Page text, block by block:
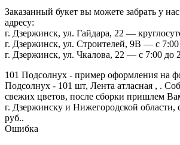
Заказанный букет вы можете забрать у
адресу:
г. Дзержинск, ул. Гайдара, 22 —
г. Дзержинск, ул. Строителей, 9В — с
г. Дзержинск, ул. Чкалова, 22 — с 7:00 до
101 Подсолнух - пример оформления на
Подсолнух - 101 шт, Лента атласная , .
свежих цветов, после сборки пришлем
г. Дзержинску и Нижегородской области,
руб..
Ошибка